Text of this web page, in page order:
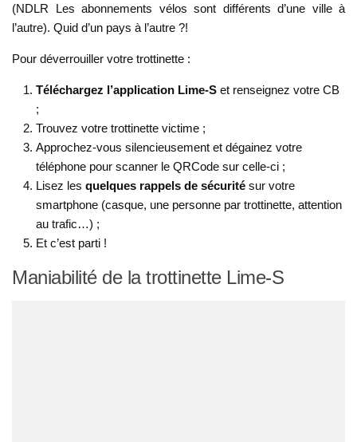
(NDLR Les abonnements vélos sont différents d’une ville à
l’autre). Quid d’un pays à l’autre ?!
Pour déverrouiller votre trottinette :
Téléchargez l’application Lime-S et renseignez votre CB
;
Trouvez votre trottinette victime ;
Approchez-vous silencieusement et dégainez votre
téléphone pour scanner le QRCode sur celle-ci ;
Lisez les quelques rappels de sécurité sur votre
smartphone (casque, une personne par trottinette, attention
au trafic…) ;
Et c’est parti !
Maniabilité de la trottinette Lime-S